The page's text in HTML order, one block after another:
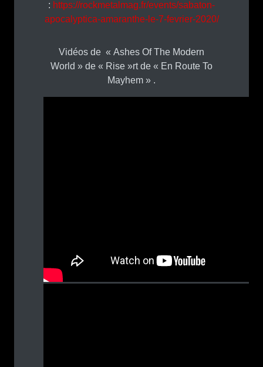
: https://rockmetalmag.fr/events/sabaton-
apocalyptica-amaranthe-le-7-fevrier-2020/
Vidéos de « Ashes Of The Modern
World » de « Rise »rt de « En Route To
Mayhem » .